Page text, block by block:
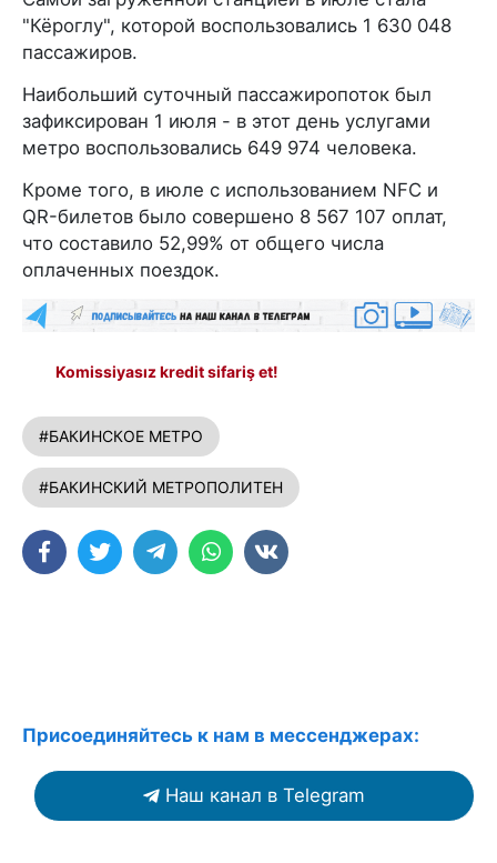
"Кёроглу", которой воспользовались 1 630 048
пассажиров.
Наибольший суточный пассажиропоток был
зафиксирован 1 июля - в этот день услугами
метро воспользовались 649 974 человека.
Кроме того, в июле с использованием NFC и
QR-билетов было совершено 8 567 107 оплат,
что составило 52,99% от общего числа
оплаченных поездок.
Komissiyasız kredit sifariş et!
#БАКИНСКОЕ МЕТРО
#БАКИНСКИЙ МЕТРОПОЛИТЕН
Присоединяйтесь к нам в мессенджерах:
Наш канал в Telegram